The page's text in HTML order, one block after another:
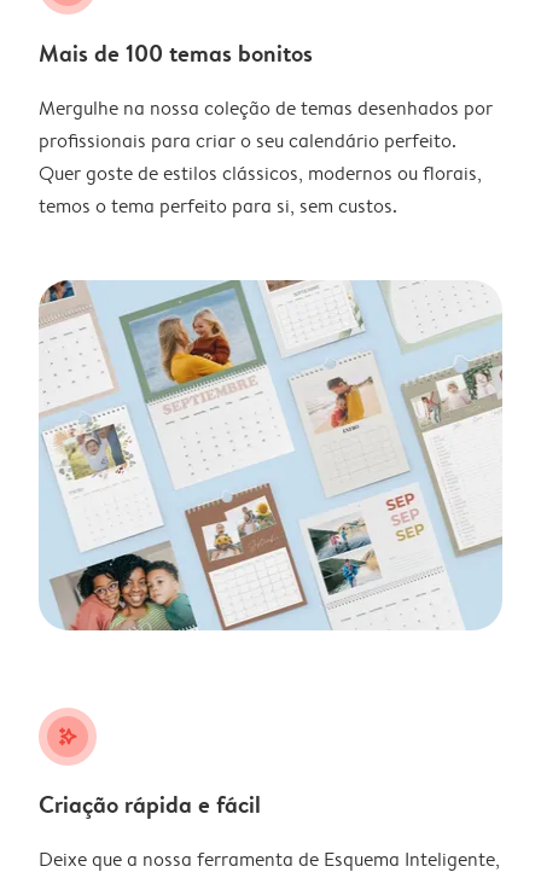
Mais de 100 temas bonitos
Mergulhe na nossa coleção de temas desenhados por
profissionais para criar o seu calendário perfeito.
Quer goste de estilos clássicos, modernos ou florais,
temos o tema perfeito para si, sem custos.
stars_plus
Criação rápida e fácil
Deixe que a nossa ferramenta de Esquema Inteligente,